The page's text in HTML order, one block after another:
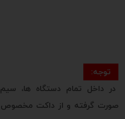
توجه:
در داخل تمام دستگاه ها،
صورت گرفته و از داکت